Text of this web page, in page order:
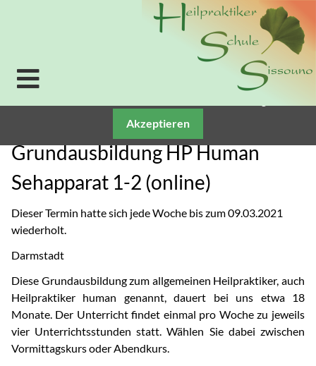
Grundausbildung HP Human
Sehapparat 1-2 (online)
Dieser Termin hatte sich jede Woche bis zum 09.03.2021
wiederholt.
Darmstadt
Diese Grundausbildung zum allgemeinen Heilpraktiker, auch
Heilpraktiker human genannt, dauert bei uns etwa 18
Monate. Der Unterricht findet einmal pro Woche zu jeweils
vier Unterrichtsstunden statt. Wählen Sie dabei zwischen
Vormittagskurs oder Abendkurs.
Verwendung von Cookies: Um unsere Webseite für Sie
optimal zu gestalten und fortlaufend verbessern zu
können, verwenden wir Cookies. Durch die weitere
Nutzung der Webseite stimmen Sie der Verwendung
von Cookies zu. Weitere Informationen zu Cookies
Akzeptieren